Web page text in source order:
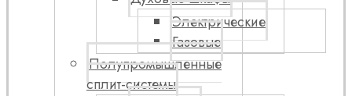
Электрические
Газовые
Полупромышленные
сплит-системы